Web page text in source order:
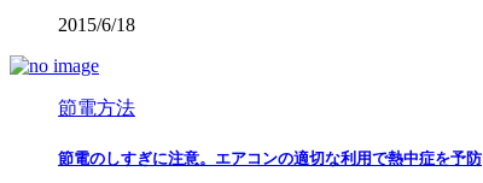
2015/6/18
節電方法
節電のしすぎに注意。エアコンの適切な利用で熱中症を予防